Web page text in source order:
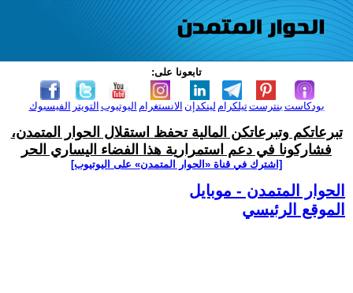
تابعونا على:
الفيسبوك التويتر اليوتيوب الانستغرام لينكدإن تيلكرامبنترست بودكاست
تبرعاتكم وتبرعاتكن المالية تحفظ استقلال الحوار المتمدن،
فشاركونا في دعم استمرارية هذا الفضاء اليساري الحر
[اشترك في قناة ‫«الحوار المتمدن» على اليوتيوب]
الحوار المتمدن - موبايل
الموقع الرئيسي